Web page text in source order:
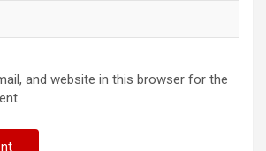
and website in this browser for the